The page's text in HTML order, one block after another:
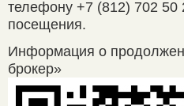
телефону +7 (812) 702 50
посещения.
Информация о
брокер»